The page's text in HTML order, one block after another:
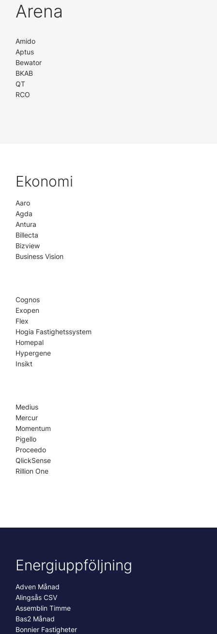
Arena
Amido
Aptus
Bewator
BKAB
QT
RCO
Ekonomi
Aaro
Agda
Antura
Billecta
Bizview
Business Vision
Cognos
Exopen
Flex
Hogia Fastighetssystem
Homepal
Hypergene
Insikt
Medius
Mercur
Momentum
Pigello
Proceedo
QlickSense
Rillion One
Energiuppföljning
Adven Månad
Alingsås CSV
Assemblin Timme
Bas2 Månad
Bonnier Fastigheter